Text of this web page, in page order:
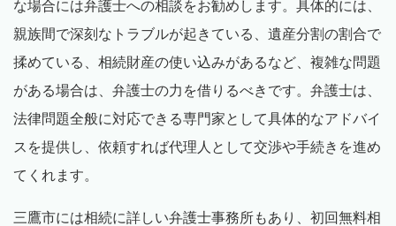
な場合には弁護士への相談をお勧めします。具体的には、
親族間で深刻なトラブルが起きている、遺産分割の割合で
揉めている、相続財産の使い込みがあるなど、複雑な問題
がある場合は、弁護士の力を借りるべきです。弁護士は、
法律問題全般に対応できる専門家として具体的なアドバイ
スを提供し、依頼すれば代理人として交渉や手続きを進め
てくれます。
三鷹市には相続に詳しい弁護士事務所もあり、初回無料相